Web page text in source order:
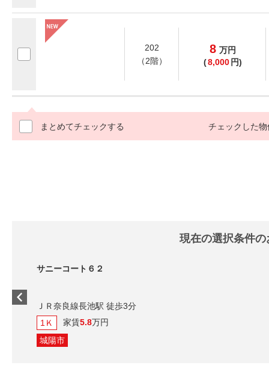
202
（2階）
8 万円
(8,000 円)
まとめてチェックする チェックした物
現在の選択条件